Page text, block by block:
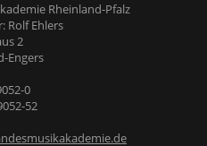
Rheinland-Pfalz
Rolf Ehlers
2
Engers
0
52